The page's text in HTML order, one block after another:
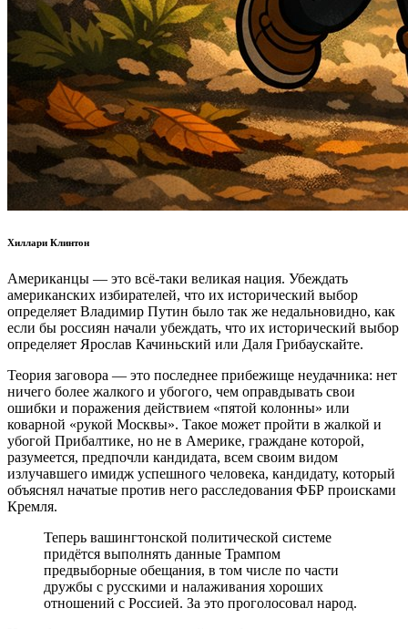
Хиллари Клинтон
Американцы — это всё-таки великая нация. Убеждать
американских избирателей, что их исторический выбор
определяет Владимир Путин было так же недальновидно, как
если бы россиян начали убеждать, что их исторический выбор
определяет Ярослав Качиньский или Даля Грибаускайте.
Теория заговора — это последнее прибежище неудачника: нет
ничего более жалкого и убогого, чем оправдывать свои
ошибки и поражения действием «пятой колонны» или
коварной «рукой Москвы». Такое может пройти в жалкой и
убогой Прибалтике, но не в Америке, граждане которой,
разумеется, предпочли кандидата, всем своим видом
излучавшего имидж успешного человека, кандидату, который
объяснял начатые против него расследования ФБР происками
Кремля.
Теперь вашингтонской политической системе
придётся выполнять данные Трампом
предвыборные обещания, в том числе по части
дружбы с русскими и налаживания хороших
отношений с Россией. За это проголосовал народ.